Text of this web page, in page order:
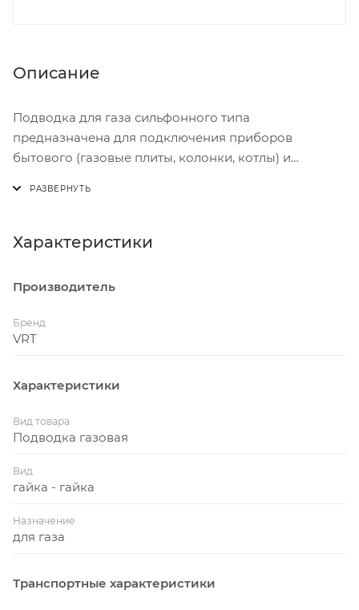
Описание
Подводка для газа сильфонного типа
предназначена для подключения приборов
бытового (газовые плиты, колонки, котлы) и
участках. Внутреннее сечение подводки не сужается
оборудования.
Характеристики
Производитель
Бренд
VRT
Характеристики
Вид товара
Подводка газовая
Вид
гайка - гайка
Назначение
для газа
Транспортные характеристики